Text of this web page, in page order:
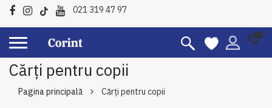
021 319 47 97
Cărți pentru copii
Pagina principală Cărți pentru copii